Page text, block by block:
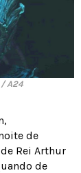
A24
de
Rei Arthur
de